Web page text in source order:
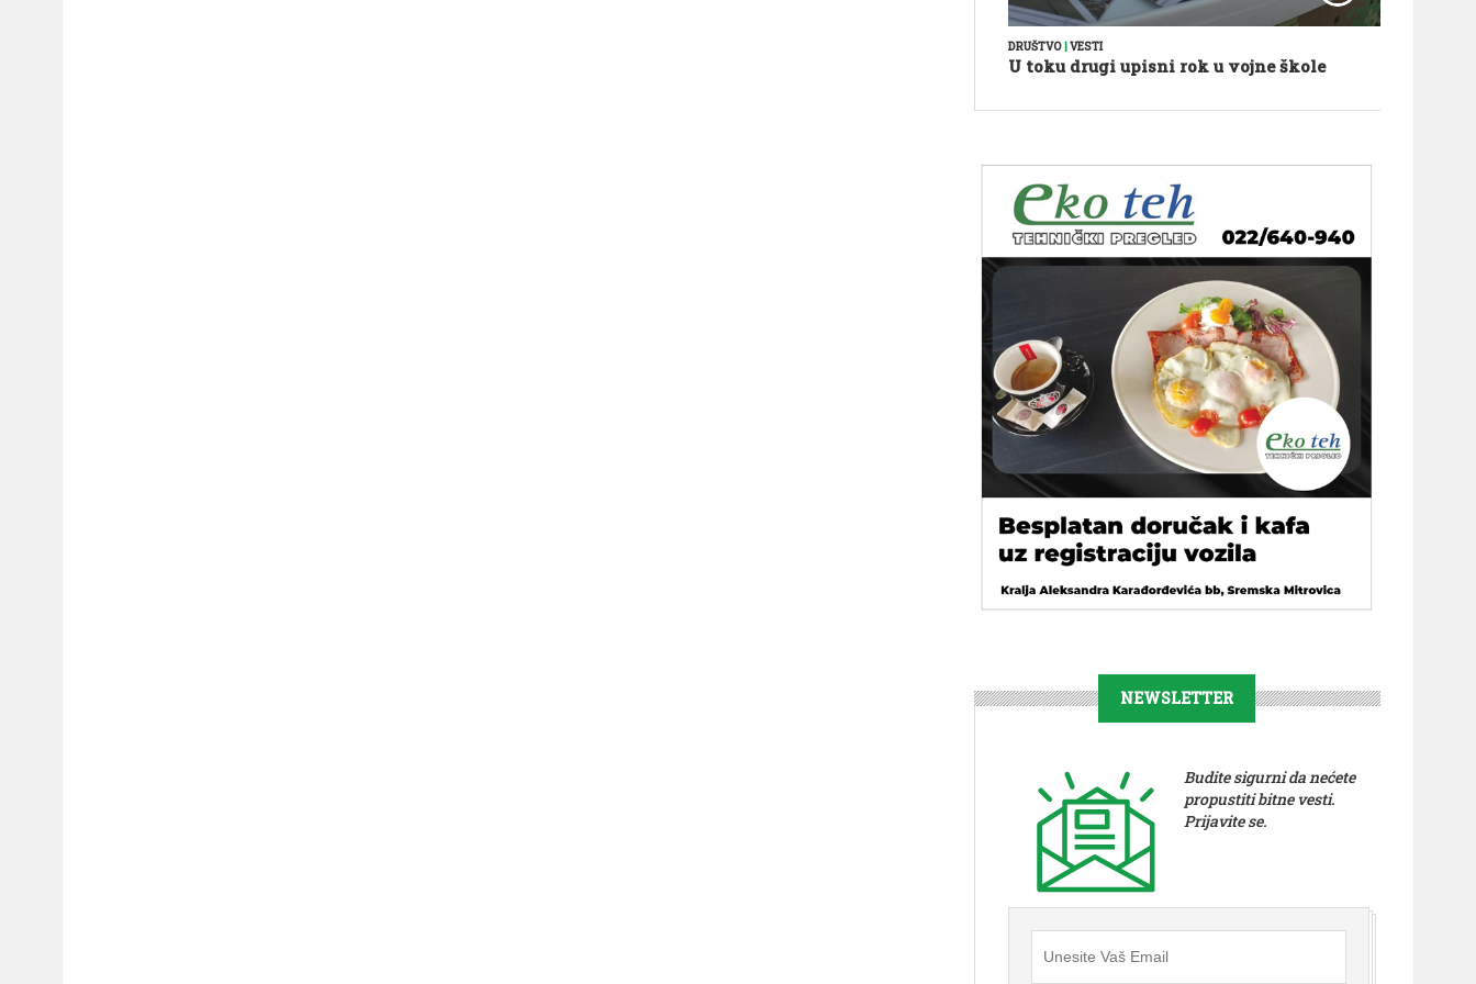
DRUŠTVO VESTI
U toku drugi upisni rok u vojne škole
NEWSLETTER
Budite sigurni da nećete
propustiti bitne vesti.
Prijavite se.